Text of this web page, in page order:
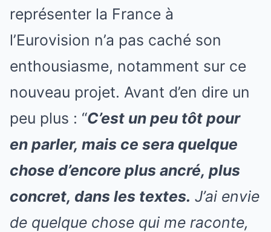
représenter la France à
l’Eurovision n’a pas caché son
enthousiasme, notamment sur ce
nouveau projet. Avant d’en dire un
peu plus : “C’est un peu tôt pour
en parler, mais ce sera quelque
chose d’encore plus ancré, plus
concret, dans les textes. J’ai envie
de quelque chose qui me raconte,